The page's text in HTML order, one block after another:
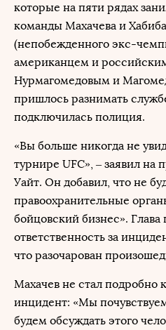
которые на пяти рядах
команды Махачева и
(непобежденного экс-
американцем и
Нурмагомедовым и
пришлось разнимать
подключилась полиция.
«Вы больше никогда не
турнире UFC», – заявил
Уайт. Он добавил, что не
правоохранительные
бойцовский бизнес».
ответственность за
что разочарован
Махачев не стал подробно
инцидент: «Мы
будем обсуждать этого